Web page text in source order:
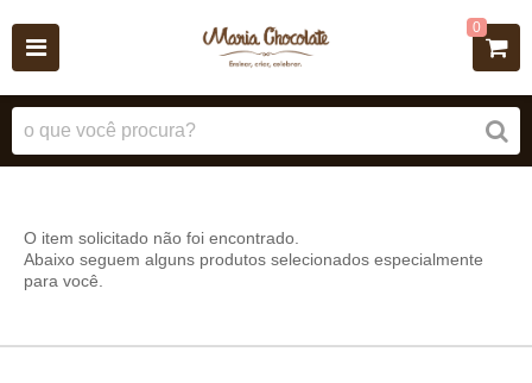
0
O item solicitado não foi encontrado.
Abaixo seguem alguns produtos selecionados especialmente
para você.